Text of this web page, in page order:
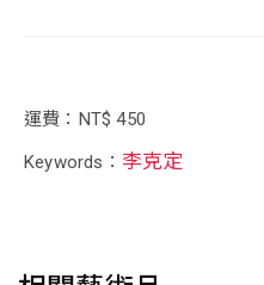
運費：NT$ 450
Keywords： 李克定